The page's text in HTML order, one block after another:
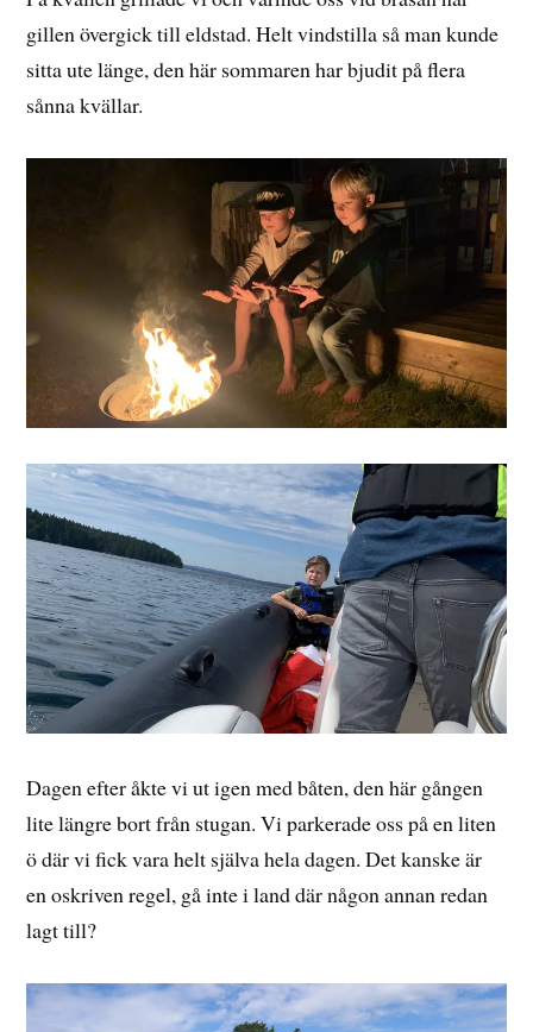
gillen övergick till eldstad. Helt vindstilla så man kunde
sitta ute länge, den här sommaren har bjudit på flera
sånna kvällar.
Dagen efter åkte vi ut igen med båten, den här gången
lite längre bort från stugan. Vi parkerade oss på en liten
ö där vi fick vara helt själva hela dagen. Det kanske är
en oskriven regel, gå inte i land där någon annan redan
lagt till?